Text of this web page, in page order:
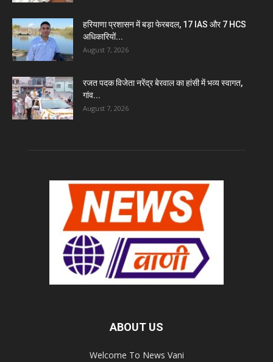
हरियाणा प्रशासन में बड़ा फेरबदल, 17 IAS और 7 HCS
अधिकारियों...
August 7, 2026
रजत पदक विजेता नरेंद्र बेरवाल का हांसी में भव्य स्वागत,
गांव...
August 7, 2026
ABOUT US
Welcome To News Vani